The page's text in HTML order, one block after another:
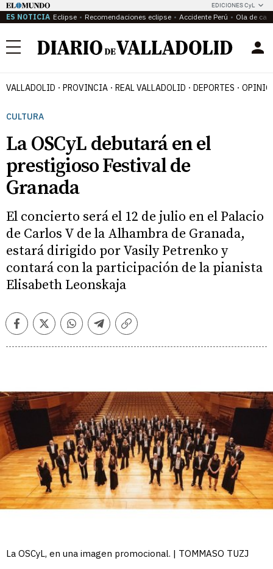
EDICIONES CyL
ES NOTICIA Eclipse Recomendaciones eclipse Accidente Perú Ola de
Menú
VALLADOLID PROVINCIA REAL VALLADOLID DEPORTES
CULTURA
La OSCyL debutará en el
prestigioso Festival de
Granada
El concierto será el 12 de julio en el Palacio
de Carlos V de la Alhambra de Granada,
estará dirigido por Vasily Petrenko y
contará con la participación de la pianista
Elisabeth Leonskaja
FacebookTwitterWhatsappTelegramCopiar
La OSCyL, en una imagen promocional. | TOMMASO TUZJ